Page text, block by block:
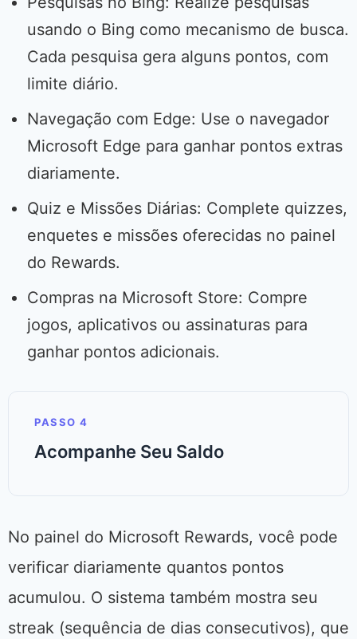
usando o Bing como mecanismo de busca.
Cada pesquisa gera alguns pontos, com
limite diário.
Navegação com Edge: Use o navegador
Microsoft Edge para ganhar pontos extras
diariamente.
Quiz e Missões Diárias: Complete quizzes,
enquetes e missões oferecidas no painel
do Rewards.
Compras na Microsoft Store: Compre
jogos, aplicativos ou assinaturas para
ganhar pontos adicionais.
PASSO 4
Acompanhe Seu Saldo
No painel do Microsoft Rewards, você pode
verificar diariamente quantos pontos
acumulou. O sistema também mostra seu
streak (sequência de dias consecutivos), que